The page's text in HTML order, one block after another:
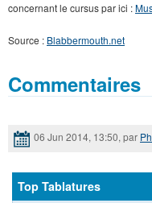
concernant le cursus par ici :
Source : Blabbermouth.net
Commentaires
06 Jun 2014, 13:50, par
Top Tablatures